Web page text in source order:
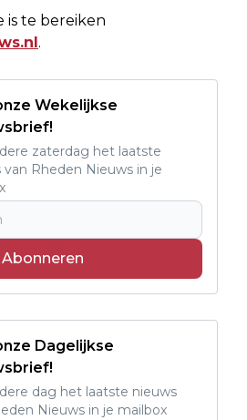
is te bereiken
.
Wekelijkse
zaterdag het laatste
van Rheden Nieuws in je
Abonneren
Dagelijkse
dag het laatste nieuws
Nieuws in je mailbox